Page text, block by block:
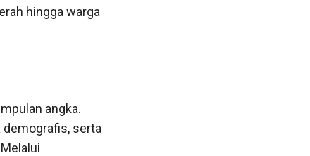
hingga warga
angka.
demografis, serta